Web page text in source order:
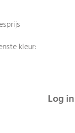
kleur:
Log